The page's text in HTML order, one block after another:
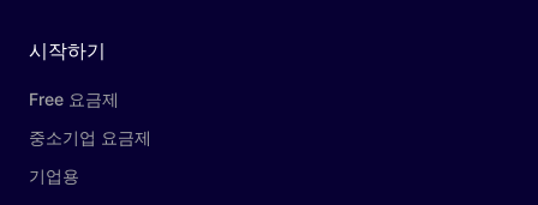
시작하기
Free 요금제
중소기업 요금제
기업용